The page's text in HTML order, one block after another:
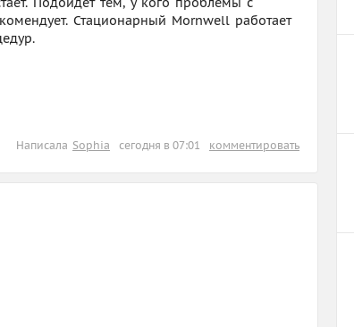
Стационарный Mornwell работает
Написала Sophia сегодня в 07:01 комментировать